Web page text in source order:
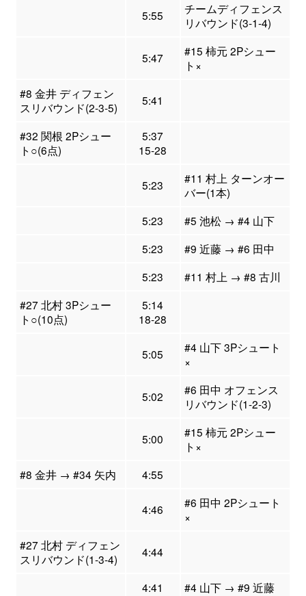
5:55
チームディフェンス
リバウンド(3-1-4)
5:47
#15 柿元 2Pシュー
ト×
#8 金井 ディフェン
スリバウンド(2-3-5)
5:41
#32 関根 2Pシュー
ト○(6点)
5:37
15-28
5:23
#11 村上 ターンオー
バー(1本)
5:23
#5 池松 → #4 山下
5:23
#9 近藤 → #6 田中
5:23
#11 村上 → #8 古川
#27 北村 3Pシュー
ト○(10点)
5:14
18-28
5:05
#4 山下 3Pシュート
×
5:02
#6 田中 オフェンス
リバウンド(1-2-3)
5:00
#15 柿元 2Pシュー
ト×
#8 金井 → #34 矢内
4:55
4:46
#6 田中 2Pシュート
×
#27 北村 ディフェン
スリバウンド(1-3-4)
4:44
4:41 #4 山下 → #9 近藤